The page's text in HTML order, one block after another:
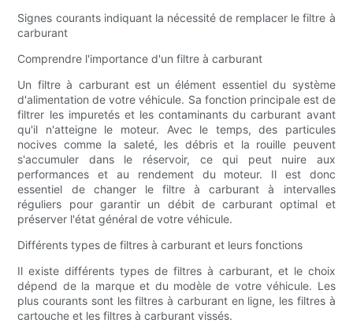
Signes courants indiquant la nécessité de remplacer le filtre à
carburant
Comprendre l'importance d'un filtre à carburant
Un filtre à carburant est un élément essentiel du système
d'alimentation de votre véhicule. Sa fonction principale est de
filtrer les impuretés et les contaminants du carburant avant
qu'il n'atteigne le moteur. Avec le temps, des particules
nocives comme la saleté, les débris et la rouille peuvent
s'accumuler dans le réservoir, ce qui peut nuire aux
performances et au rendement du moteur. Il est donc
essentiel de changer le filtre à carburant à intervalles
réguliers pour garantir un débit de carburant optimal et
préserver l'état général de votre véhicule.
Différents types de filtres à carburant et leurs fonctions
Il existe différents types de filtres à carburant, et le choix
dépend de la marque et du modèle de votre véhicule. Les
plus courants sont les filtres à carburant en ligne, les filtres à
cartouche et les filtres à carburant vissés.